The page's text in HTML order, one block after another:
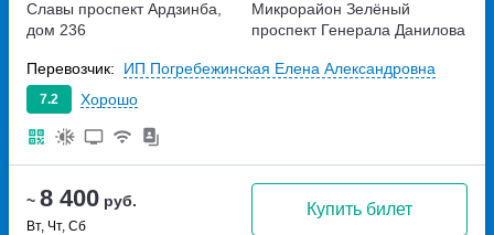
~ 8 400 руб.
Вт, Чт, Сб
Купить билет
Славы проспект Ардзинба,
дом 236
Микрорайон Зелёный
проспект Генерала Данилова
7.2 Хорошо
Перевозчик: ИП Погребежинская Елена Александровна